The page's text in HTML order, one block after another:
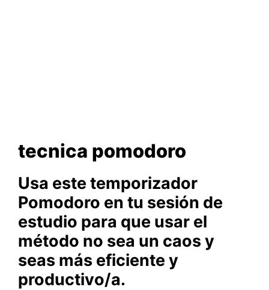
tecnica pomodoro
Usa este temporizador
Pomodoro en tu sesión de
estudio para que usar el
método no sea un caos y
seas más eficiente y
productivo/a.